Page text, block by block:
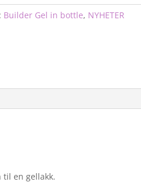
Builder Gel in bottle, NYHETER
til en gellakk.